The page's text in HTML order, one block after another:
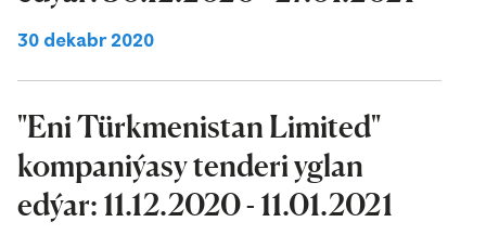
30 dekabr 2020
"Eni Türkmenistan Limited"
kompaniýasy tenderi yglan
edýar: 11.12.2020 - 11.01.2021